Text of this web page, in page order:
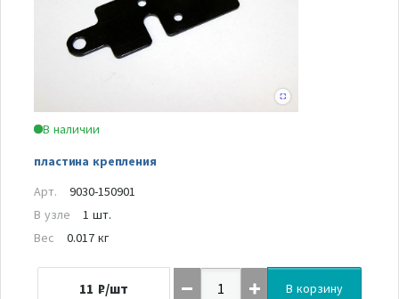
В наличии
пластина крепления
Арт.
9030-150901
В узле
1 шт.
Вес
0.017 кг
11 ₽/шт В корзину